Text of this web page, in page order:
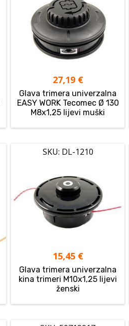
27,19 €
Glava trimera univerzalna
EASY WORK Tecomec Ø 130
M8x1,25 lijevi muški
SKU: DL-1210
15,45 €
Glava trimera univerzalna
kina trimeri M10x1,25 lijevi
ženski